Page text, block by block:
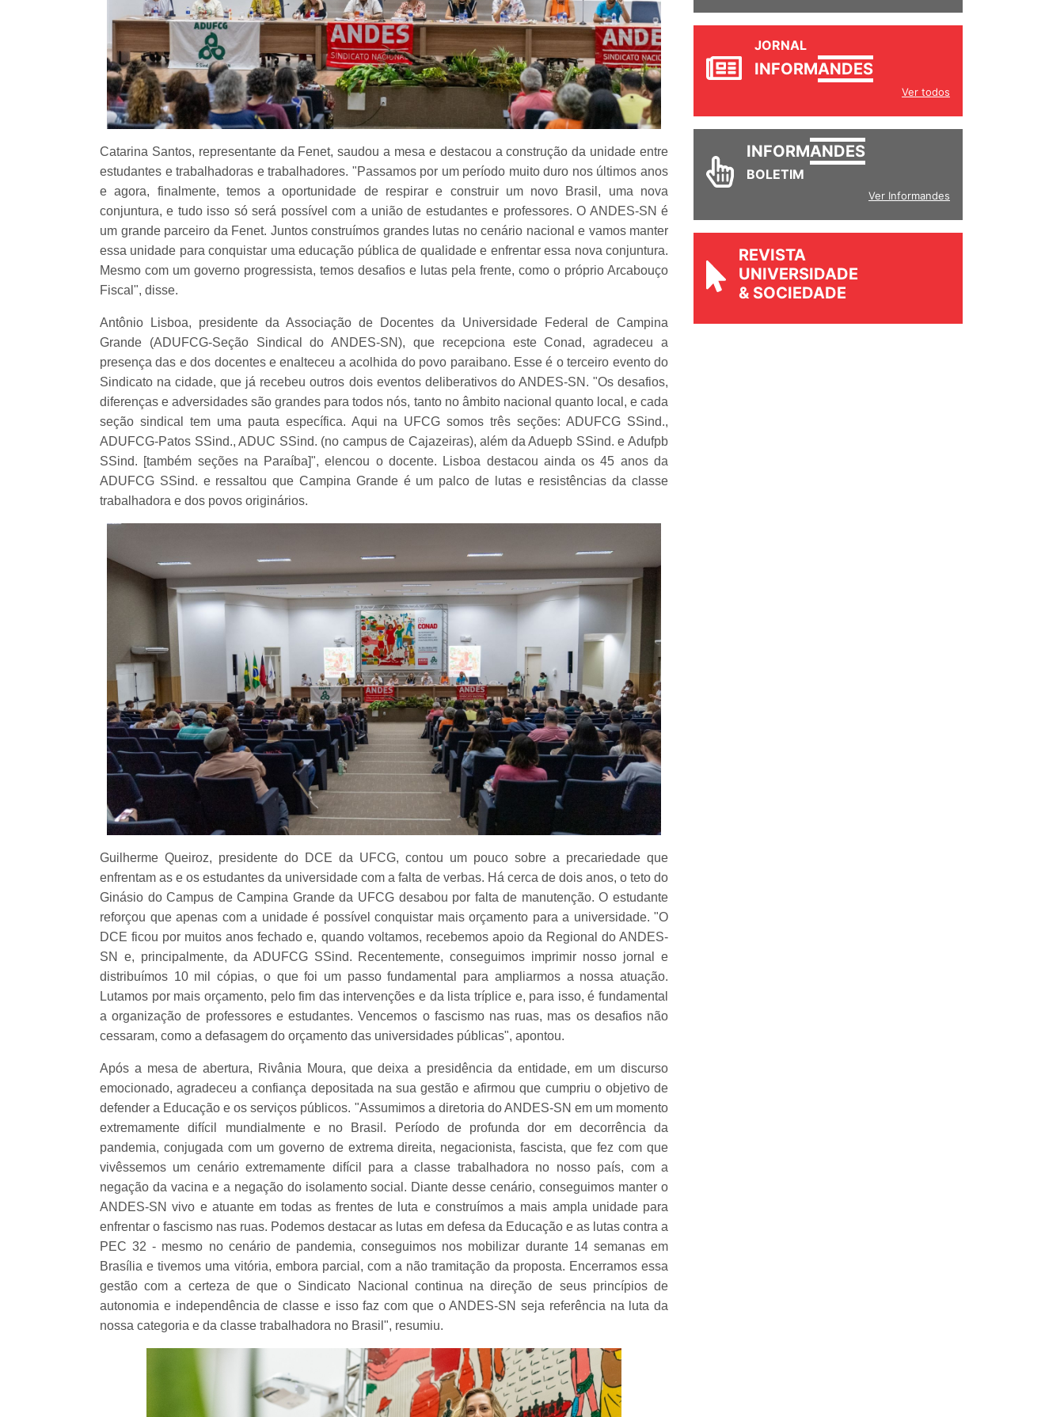
Catarina Santos, representante da Fenet, saudou a mesa e destacou a construção da unidade entre
estudantes e trabalhadoras e trabalhadores. "Passamos por um período muito duro nos últimos anos
e agora, finalmente, temos a oportunidade de respirar e construir um novo Brasil, uma nova
conjuntura, e tudo isso só será possível com a união de estudantes e professores. O ANDES-SN é
um grande parceiro da Fenet. Juntos construímos grandes lutas no cenário nacional e vamos manter
essa unidade para conquistar uma educação pública de qualidade e enfrentar essa nova conjuntura.
Mesmo com um governo progressista, temos desafios e lutas pela frente, como o próprio Arcabouço
Fiscal", disse.
Antônio Lisboa, presidente da Associação de Docentes da Universidade Federal de Campina
Grande (ADUFCG-Seção Sindical do ANDES-SN), que recepciona este Conad, agradeceu a
presença das e dos docentes e enalteceu a acolhida do povo paraibano. Esse é o terceiro evento do
Sindicato na cidade, que já recebeu outros dois eventos deliberativos do ANDES-SN. "Os desafios,
diferenças e adversidades são grandes para todos nós, tanto no âmbito nacional quanto local, e cada
seção sindical tem uma pauta específica. Aqui na UFCG somos três seções: ADUFCG SSind.,
ADUFCG-Patos SSind., ADUC SSind. (no campus de Cajazeiras), além da Aduepb SSind. e Adufpb
SSind. [também seções na Paraíba]", elencou o docente. Lisboa destacou ainda os 45 anos da
ADUFCG SSind. e ressaltou que Campina Grande é um palco de lutas e resistências da classe
trabalhadora e dos povos originários.
Guilherme Queiroz, presidente do DCE da UFCG, contou um pouco sobre a precariedade que
enfrentam as e os estudantes da universidade com a falta de verbas. Há cerca de dois anos, o teto do
Ginásio do Campus de Campina Grande da UFCG desabou por falta de manutenção. O estudante
reforçou que apenas com a unidade é possível conquistar mais orçamento para a universidade. "O
DCE ficou por muitos anos fechado e, quando voltamos, recebemos apoio da Regional do ANDES-
SN e, principalmente, da ADUFCG SSind. Recentemente, conseguimos imprimir nosso jornal e
distribuímos 10 mil cópias, o que foi um passo fundamental para ampliarmos a nossa atuação.
Lutamos por mais orçamento, pelo fim das intervenções e da lista tríplice e, para isso, é fundamental
a organização de professores e estudantes. Vencemos o fascismo nas ruas, mas os desafios não
cessaram, como a defasagem do orçamento das universidades públicas", apontou.
Após a mesa de abertura, Rivânia Moura, que deixa a presidência da entidade, em um discurso
emocionado, agradeceu a confiança depositada na sua gestão e afirmou que cumpriu o objetivo de
defender a Educação e os serviços públicos. "Assumimos a diretoria do ANDES-SN em um momento
extremamente difícil mundialmente e no Brasil. Período de profunda dor em decorrência da
pandemia, conjugada com um governo de extrema direita, negacionista, fascista, que fez com que
vivêssemos um cenário extremamente difícil para a classe trabalhadora no nosso país, com a
negação da vacina e a negação do isolamento social. Diante desse cenário, conseguimos manter o
ANDES-SN vivo e atuante em todas as frentes de luta e construímos a mais ampla unidade para
enfrentar o fascismo nas ruas. Podemos destacar as lutas em defesa da Educação e as lutas contra a
PEC 32 - mesmo no cenário de pandemia, conseguimos nos mobilizar durante 14 semanas em
Brasília e tivemos uma vitória, embora parcial, com a não tramitação da proposta. Encerramos essa
gestão com a certeza de que o Sindicato Nacional continua na direção de seus princípios de
autonomia e independência de classe e isso faz com que o ANDES-SN seja referência na luta da
nossa categoria e da classe trabalhadora no Brasil", resumiu.
INFORM
INFORMANDES
BOLETIM
REVISTA
UNIVERSIDADE
& SOCIEDADE